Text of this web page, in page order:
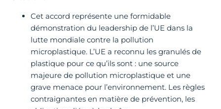
Cet accord représente une formidable
démonstration du leadership de l’UE dans la
lutte mondiale contre la pollution
microplastique. L’UE a reconnu les granulés de
plastique pour ce qu’ils sont : une source
majeure de pollution microplastique et une
grave menace pour l’environnement. Les règles
contraignantes en matière de prévention, les